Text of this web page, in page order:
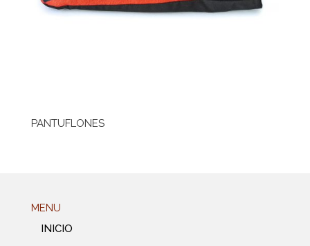
PANTUFLONES
MENU
INICIO